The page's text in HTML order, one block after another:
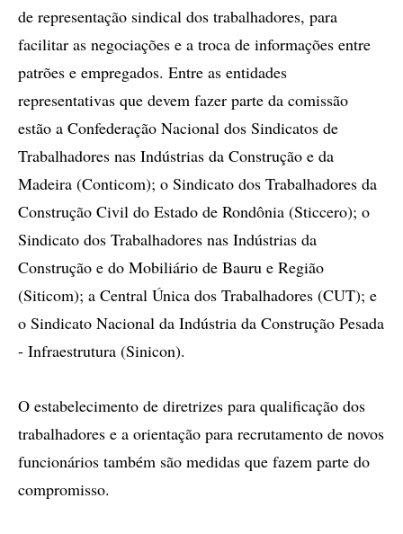
de representação sindical dos trabalhadores, para
facilitar as negociações e a troca de informações entre
patrões e empregados. Entre as entidades
representativas que devem fazer parte da comissão
estão a Confederação Nacional dos Sindicatos de
Trabalhadores nas Indústrias da Construção e da
Madeira (Conticom); o Sindicato dos Trabalhadores da
Construção Civil do Estado de Rondônia (Sticcero); o
Sindicato dos Trabalhadores nas Indústrias da
Construção e do Mobiliário de Bauru e Região
(Siticom); a Central Única dos Trabalhadores (CUT); e
o Sindicato Nacional da Indústria da Construção Pesada
- Infraestrutura (Sinicon).
O estabelecimento de diretrizes para qualificação dos
trabalhadores e a orientação para recrutamento de novos
funcionários também são medidas que fazem parte do
compromisso.